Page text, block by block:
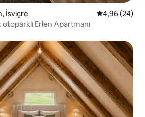
İsviçre 5 üzerinden
4,96 (24)
Erlen Apartmanı